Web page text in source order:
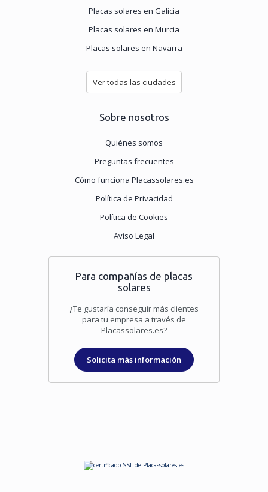
Placas solares en Galicia
Placas solares en Murcia
Placas solares en Navarra
Ver todas las ciudades
Sobre nosotros
Quiénes somos
Preguntas frecuentes
Cómo funciona Placassolares.es
Política de Privacidad
Política de Cookies
Aviso Legal
Para compañías de placas
solares
¿Te gustaría conseguir más clientes
para tu empresa a través de
Placassolares.es?
Solicita más información